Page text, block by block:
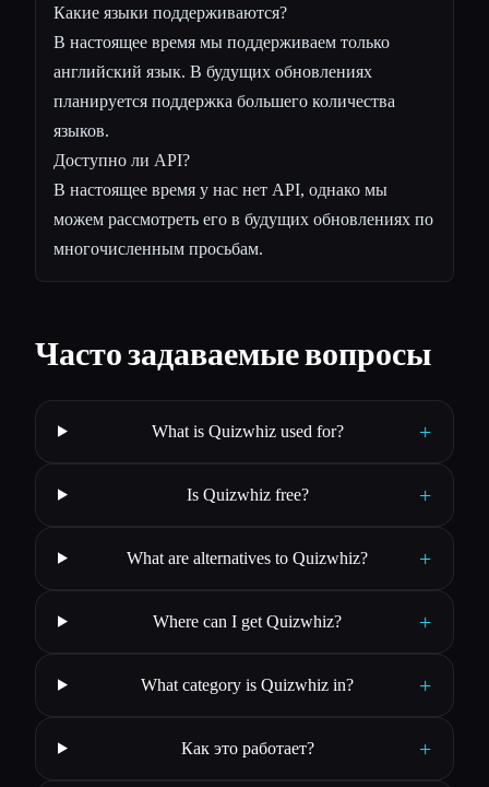
Какие языки поддерживаются?
В настоящее время мы поддерживаем только
английский язык. В будущих обновлениях
планируется поддержка большего количества
языков.
Доступно ли API?
В настоящее время у нас нет API, однако мы
можем рассмотреть его в будущих обновлениях по
многочисленным просьбам.
Часто задаваемые вопросы
What is Quizwhiz used for? +
Is Quizwhiz free? +
What are alternatives to Quizwhiz? +
Where can I get Quizwhiz? +
What category is Quizwhiz in? +
Как это работает? +